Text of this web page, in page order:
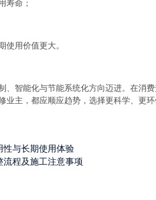
寿命；
使用价值更大。
、智能化与节能系统化方向迈进。在消
业主，都应顺应趋势，选择更科学、更
性与长期使用体验
程及施工注意事项